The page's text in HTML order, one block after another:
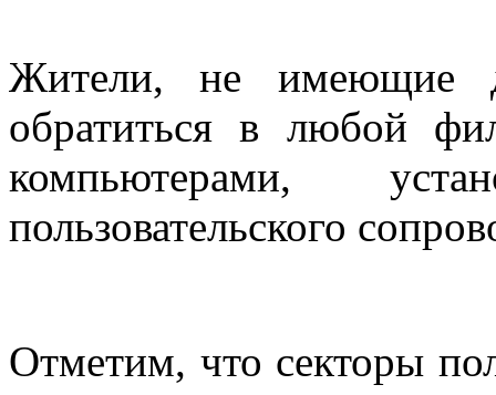
Жители, не имеющие
обратиться в любой
компьютерами,
пользовательского
Отметим, что секторы